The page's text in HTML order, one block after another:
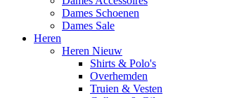
Dames Schoenen
Dames Sale
Heren
Heren Nieuw
Shirts & Polo's
Overhemden
Truien & Vesten